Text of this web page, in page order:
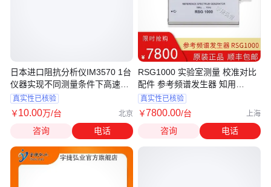
日本进口阻抗分析仪IM3570 1台
仪器实现不同测量条件下高速检
查
真实性已核验
￥10.00万/台 北京
咨询 电话
RSG1000 实验室测量 校准对比
配件 参考频谱发生器 知用
CYBERTEK
真实性已核验
￥7800.00/台 上海
咨询 电话